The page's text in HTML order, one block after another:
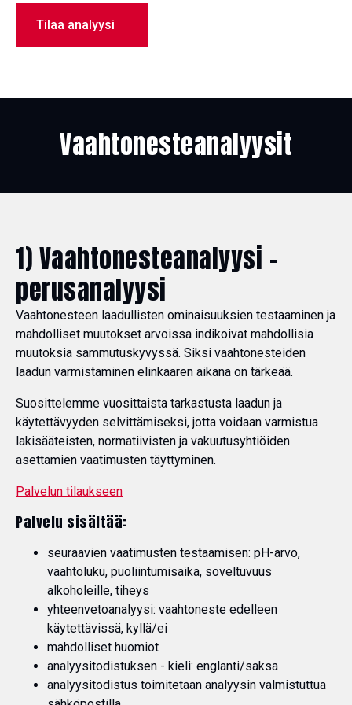
Tilaa analyysi
Vaahtonesteanalyysit
1) Vaahtonesteanalyysi -
perusanalyysi
Vaahtonesteen laadullisten ominaisuuksien testaaminen ja
mahdolliset muutokset arvoissa indikoivat mahdollisia
muutoksia sammutuskyvyssä. Siksi vaahtonesteiden
laadun varmistaminen elinkaaren aikana on tärkeää.
Suosittelemme vuosittaista tarkastusta laadun ja
käytettävyyden selvittämiseksi, jotta voidaan varmistua
lakisääteisten, normatiivisten ja vakuutusyhtiöiden
asettamien vaatimusten täyttyminen.
Palvelun tilaukseen
Palvelu sisältää:
seuraavien vaatimusten testaamisen: pH-arvo,
vaahtoluku, puoliintumisaika, soveltuvuus
alkoholeille, tiheys
yhteenvetoanalyysi: vaahtoneste edelleen
käytettävissä, kyllä/ei
mahdolliset huomiot
analyysitodistuksen - kieli: englanti/saksa
analyysitodistus toimitetaan analyysin valmistuttua